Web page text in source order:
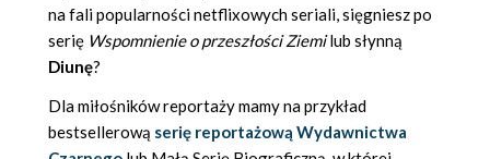
na fali popularności netflixowych seriali, sięgniesz po
serię Wspomnienie o przeszłości Ziemilub słynną
Diunę?
Dla miłośników reportaży mamy na przykład
bestsellerową serię reportażową Wydawnictwa